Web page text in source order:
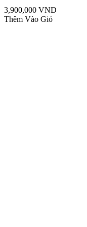
3,900,000 VND
Thêm Vào Giỏ